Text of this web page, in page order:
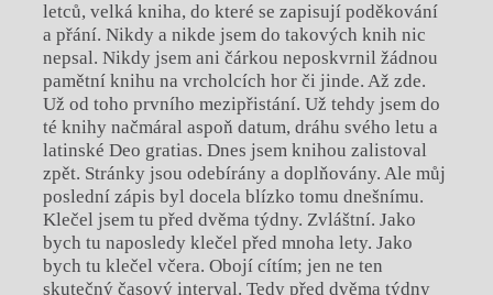
letců, velká kniha, do které se zapisují poděkování
a přání. Nikdy a nikde jsem do takových knih nic
nepsal. Nikdy jsem ani čárkou neposkvrnil žádnou
pamětní knihu na vrcholcích hor či jinde. Až zde.
Už od toho prvního mezipřistání. Už tehdy jsem do
té knihy načmáral aspoň datum, dráhu svého letu a
latinské Deo gratias. Dnes jsem knihou zalistoval
zpět. Stránky jsou odebírány a doplňovány. Ale můj
poslední zápis byl docela blízko tomu dnešnímu.
Klečel jsem tu před dvěma týdny. Zvláštní. Jako
bych tu naposledy klečel před mnoha lety. Jako
bych tu klečel včera. Obojí cítím; jen ne ten
skutečný časový interval. Tedy před dvěma týdny